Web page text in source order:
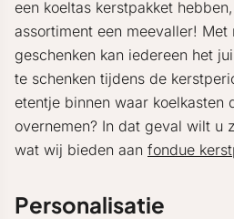
een koeltas kerstpakket
assortiment een meevaller! Met
geschenken kan iedereen het
te schenken tijdens de
etentje binnen waar koelkasten
overnemen? In dat geval wilt u
wat wij bieden aan fondue
Personalisatie